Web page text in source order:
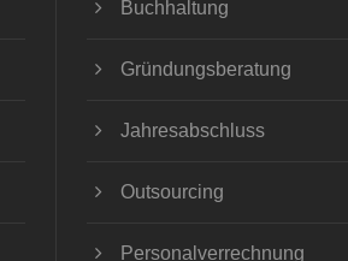
Buchhaltung
Gründungsberatung
Jahresabschluss
Outsourcing
Personalverrechnung